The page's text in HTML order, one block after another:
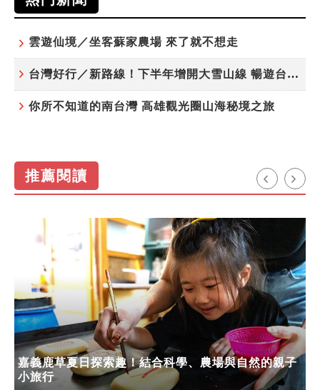
雲遊仙境／坐客蘇家農場 來了就不想走
台灣好行／新路線！下半年增開大雪山線 暢遊台中更便利
你所不知道的南台灣 高雄觀光圈山海秘境之旅
推薦閱讀
嘉義鹿草夏日探索趣！結合科學、農場與自然的親子
小旅行